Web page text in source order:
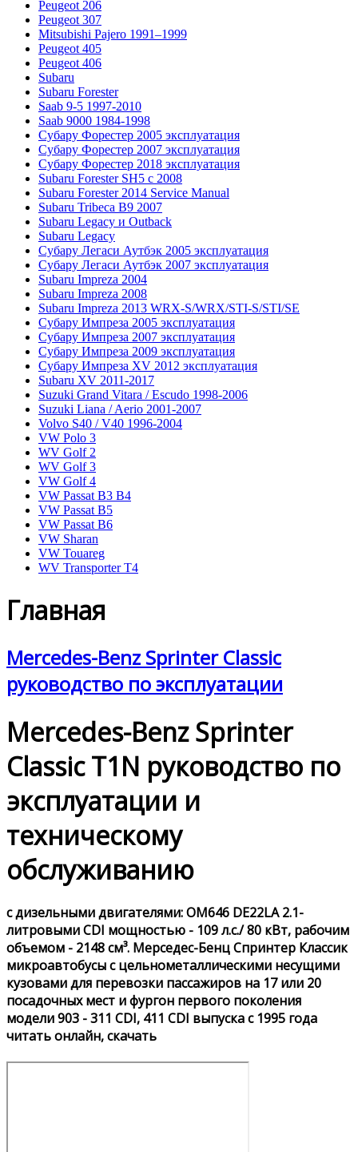
Peugeot 206
Peugeot 307
Mitsubishi Pajero 1991–1999
Peugeot 405
Peugeot 406
Subaru
Subaru Forester
Saab 9-5 1997-2010
Saab 9000 1984-1998
Субару Форестер 2005 эксплуатация
Субару Форестер 2007 эксплуатация
Субару Форестер 2018 эксплуатация
Subaru Forester SH5 с 2008
Subaru Forester 2014 Service Manual
Subaru Tribeca В9 2007
Subaru Legacy и Outback
Subaru Legacy
Субару Легаси Аутбэк 2005 эксплуатация
Субару Легаси Аутбэк 2007 эксплуатация
Subaru Impreza 2004
Subaru Impreza 2008
Subaru Impreza 2013 WRX-S/WRX/STI-S/STI/SE
Субару Импреза 2005 эксплуатация
Субару Импреза 2007 эксплуатация
Субару Импреза 2009 эксплуатация
Субару Импреза XV 2012 эксплуатация
Subaru XV 2011-2017
Suzuki Grand Vitara / Escudo 1998-2006
Suzuki Liana / Aerio 2001-2007
Volvo S40 / V40 1996-2004
VW Polo 3
WV Golf 2
WV Golf 3
VW Golf 4
VW Passat B3 B4
VW Passat B5
VW Passat B6
VW Sharan
VW Touareg
WV Transporter T4
Главная
Mercedes-Benz Sprinter Classic
руководство по эксплуатации
Mercedes-Benz Sprinter
Classic T1N руководство по
эксплуатации и
техническому
обслуживанию
с дизельными двигателями: OM646 DE22LA 2.1-
литровыми CDI мощностью - 109 л.с./ 80 кВт, рабочим
объемом - 2148 см³. Мерседес-Бенц Спринтер Классик
микроавтобусы с цельнометаллическими несущими
кузовами для перевозки пассажиров на 17 или 20
посадочных мест и фургон первого поколения
модели 903 - 311 CDI, 411 CDI выпуска с 1995 года
читать онлайн, скачать